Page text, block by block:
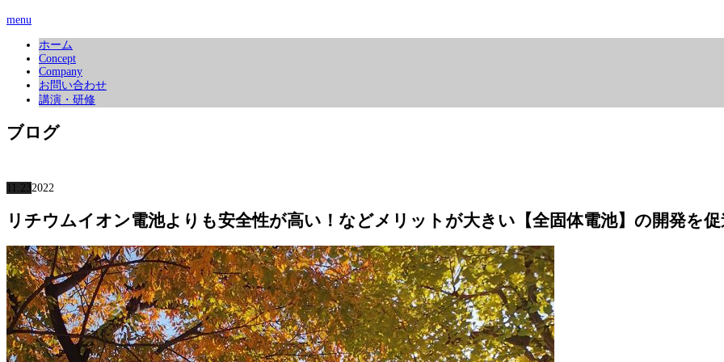
menu
ホーム
Concept
Company
お問い合わせ
講演・研修
ブログ
11.232022
リチウムイオン電池よりも安全性が高い！などメリットが大きい【全固体電池】の開発を促